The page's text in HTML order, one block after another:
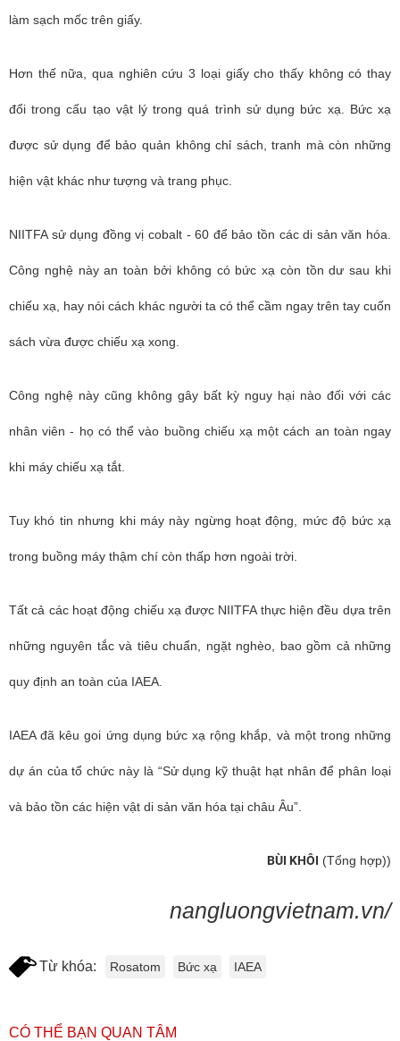
làm sạch mốc trên giấy.
Hơn thế nữa, qua nghiên cứu 3 loại giấy cho thấy không có thay
đổi trong cấu tạo vật lý trong quá trình sử dụng bức xạ. Bức xạ
được sử dụng để bảo quản không chỉ sách, tranh mà còn những
hiện vật khác như tượng và trang phục.
NIITFA sử dụng đồng vị cobalt - 60 để bảo tồn các di sản văn hóa.
Công nghệ này an toàn bởi không có bức xạ còn tồn dư sau khi
chiếu xạ, hay nói cách khác người ta có thể cầm ngay trên tay cuốn
sách vừa được chiếu xạ xong.
Công nghệ này cũng không gây bất kỳ nguy hại nào đối với các
nhân viên - họ có thể vào buồng chiếu xạ một cách an toàn ngay
khi máy chiếu xạ tắt.
Tuy khó tin nhưng khi máy này ngừng hoạt động, mức độ bức xạ
trong buồng máy thậm chí còn thấp hơn ngoài trời.
Tất cả các hoạt động chiếu xạ được NIITFA thực hiện đều dựa trên
những nguyên tắc và tiêu chuẩn, ngặt nghèo, bao gồm cả những
quy định an toàn của IAEA.
IAEA đã kêu goi ứng dụng bức xạ rộng khắp, và một trong những
dự án của tổ chức này là “Sử dụng kỹ thuật hạt nhân để phân loại
và bảo tồn các hiện vật di sản văn hóa tại châu Âu”.
BÙI KHÔI (Tổng hợp))
nangluongvietnam.vn/
Từ khóa: Rosatom Bức xạ IAEA
CÓ THỂ BẠN QUAN TÂM